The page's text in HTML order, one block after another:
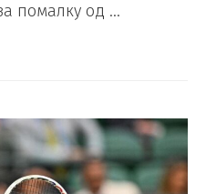
помалку од …